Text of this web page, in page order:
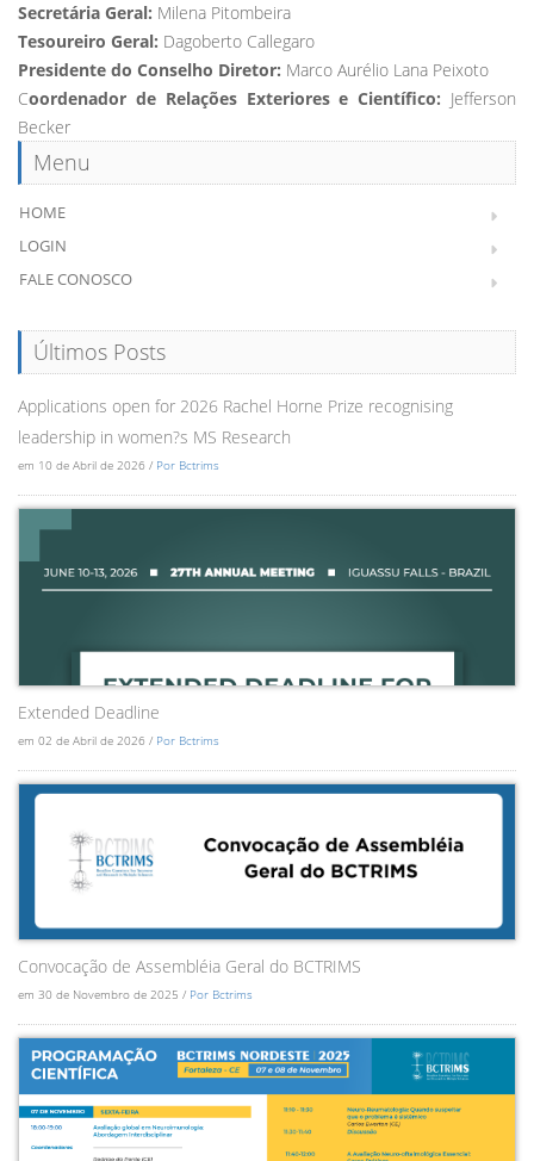
Secretária Geral: Milena Pitombeira
Tesoureiro Geral: Dagoberto Callegaro
Presidente do Conselho Diretor: Marco Aurélio Lana Peixoto
Coordenador de Relações Exteriores e Científico: Jefferson
Becker
Menu
HOME
LOGIN
FALE CONOSCO
Últimos Posts
Applications open for 2026 Rachel Horne Prize recognising
leadership in women?s MS Research
em 10 de Abril de 2026 / Por Bctrims
Extended Deadline
em 02 de Abril de 2026 / Por Bctrims
Convocação de Assembléia Geral do BCTRIMS
em 30 de Novembro de 2025 / Por Bctrims